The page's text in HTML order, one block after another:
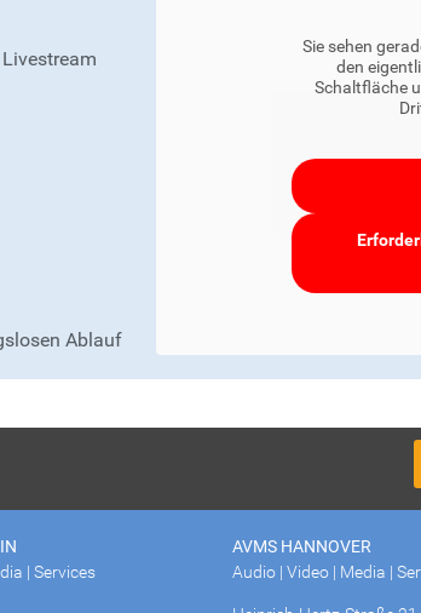
Ablauf
Sie sehen
den
Schaltfläche
| Services
AVMS HANNOVER
Audio | Video | Media |